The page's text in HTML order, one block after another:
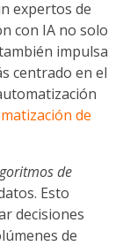
expertos de
con IA no solo
impulsa
centrado en el
de
de
Esto
decisiones
de